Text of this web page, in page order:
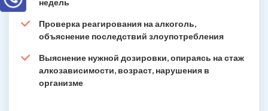
недель
Проверка реагирования на алкоголь,
объяснение последствий злоупотребления
Выяснение нужной дозировки, опираясь на стаж
алкозависимости, возраст, нарушения в
организме